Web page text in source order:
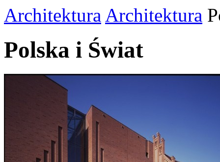
Architektura Architektura
Polska i Świat